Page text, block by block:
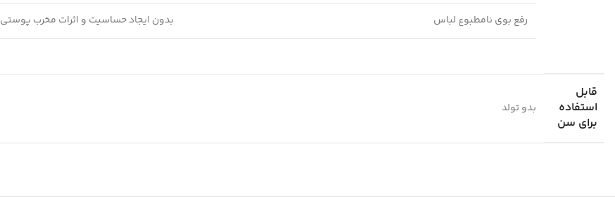
رفع بوی نامطبوع لباس بدون ایجاد حساسیت و اثرات مخرب پوستی
قابل
استفاده
برای سن
بدو تولد